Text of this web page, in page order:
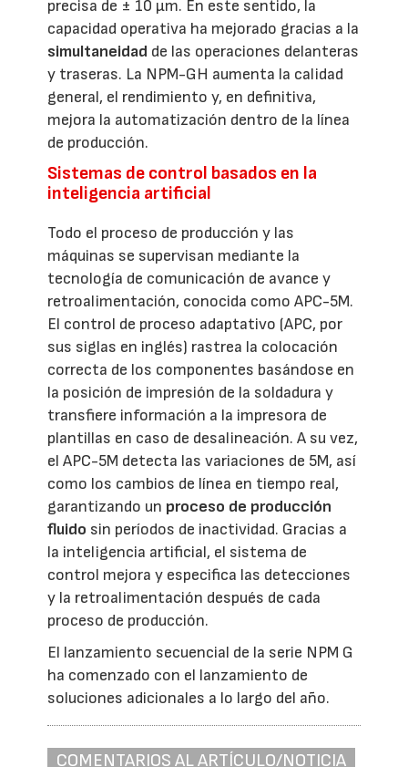
precisa de ± 10 μm. En este sentido, la
capacidad operativa ha mejorado gracias a la
simultaneidad de las operaciones delanteras
y traseras. La NPM-GH aumenta la calidad
general, el rendimiento y, en definitiva,
mejora la automatización dentro de la línea
de producción.
Sistemas de control basados en la
inteligencia artificial
Todo el proceso de producción y las
máquinas se supervisan mediante la
tecnología de comunicación de avance y
retroalimentación, conocida como APC-5M.
El control de proceso adaptativo (APC, por
sus siglas en inglés) rastrea la colocación
correcta de los componentes basándose en
la posición de impresión de la soldadura y
transfiere información a la impresora de
plantillas en caso de desalineación. A su vez,
el APC-5M detecta las variaciones de 5M, así
como los cambios de línea en tiempo real,
garantizando un proceso de producción
fluido sin períodos de inactividad. Gracias a
la inteligencia artificial, el sistema de
control mejora y especifica las detecciones
y la retroalimentación después de cada
proceso de producción.
El lanzamiento secuencial de la serie NPM G
ha comenzado con el lanzamiento de
soluciones adicionales a lo largo del año.
COMENTARIOS AL ARTÍCULO/NOTICIA